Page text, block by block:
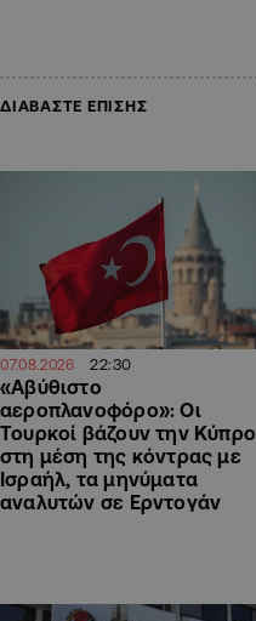
ΔΙΑΒΑΣΤΕ ΕΠΙΣΗΣ
07.08.2026 22:30
«Αβύθιστο
αεροπλανοφόρο»: Οι
Τουρκοί βάζουν την Κύπρο
στη μέση της κόντρας με
Ισραήλ, τα μηνύματα
αναλυτών σε Ερντογάν